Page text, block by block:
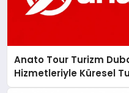
Anato Tour Turizm
Hizmetleriyle Küresel